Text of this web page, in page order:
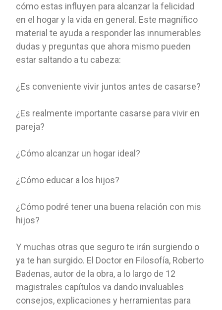
cómo estas influyen para alcanzar la felicidad
en el hogar y la vida en general. Este magnífico
material te ayuda a responder las innumerables
dudas y preguntas que ahora mismo pueden
estar saltando a tu cabeza:
¿Es conveniente vivir juntos antes de casarse?
¿Es realmente importante casarse para vivir en
pareja?
¿Cómo alcanzar un hogar ideal?
¿Cómo educar a los hijos?
¿Cómo podré tener una buena relación con mis
hijos?
Y muchas otras que seguro te irán surgiendo o
ya te han surgido. El Doctor en Filosofía, Roberto
Badenas, autor de la obra, a lo largo de 12
magistrales capítulos va dando invaluables
consejos, explicaciones y herramientas para